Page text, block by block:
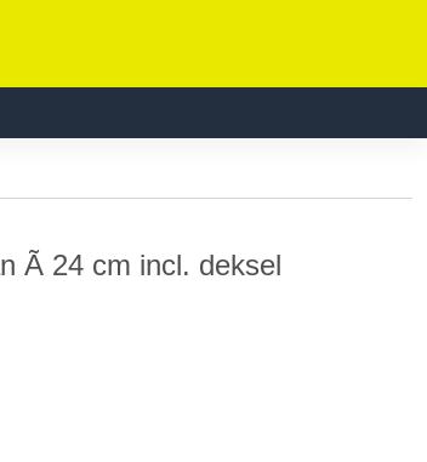
Ã 24 cm incl. deksel